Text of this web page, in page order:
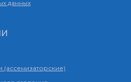
данных
(ассенизаторские)